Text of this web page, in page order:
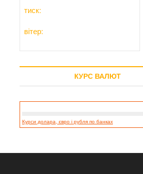
тиск:
вітер:
КУРС ВАЛЮТ
Курси долара, євро і рубля по банках